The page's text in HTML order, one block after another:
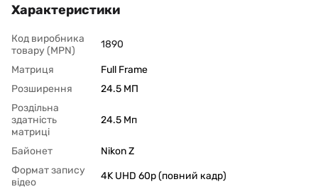
Характеристики
Код виробника
товару (MPN)
1890
Матриця
Full Frame
Розширення
24.5 МП
Роздільна
здатність
матриці
24.5 Мп
Байонет
Nikon Z
Формат запису
відео
4K UHD 60p (повний кадр)